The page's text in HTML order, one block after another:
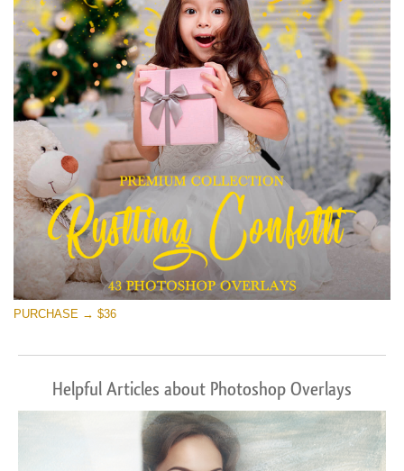
PURCHASE → $36
Helpful Articles about Photoshop Overlays